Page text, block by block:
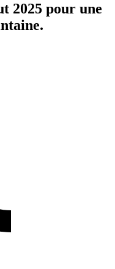
2025 pour une